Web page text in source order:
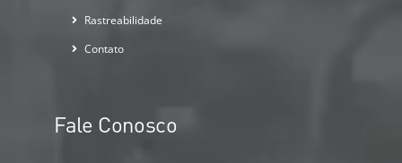
Rastreabilidade
Contato
Fale Conosco